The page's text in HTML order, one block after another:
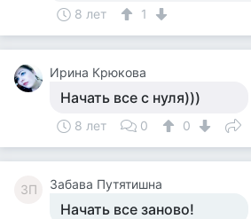
8 лет 1
Ирина Крюкова
Начать все с нуля)))
8 лет 0 0
ЗП Забава Путятишна
Начать все заново!